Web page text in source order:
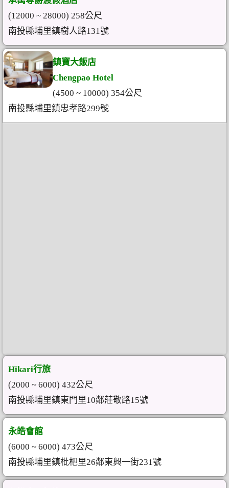
(12000 ~ 28000) 258公尺
南投縣埔里鎮樹人路131號
鎮寶大飯店
Chengpao Hotel
(4500 ~ 10000) 354公尺
南投縣埔里鎮忠孝路299號
Hikari行旅
(2000 ~ 6000) 432公尺
南投縣埔里鎮東門里10鄰莊敬路15號
永皓會館
(6000 ~ 6000) 473公尺
南投縣埔里鎮枇杷里26鄰東興一街231號